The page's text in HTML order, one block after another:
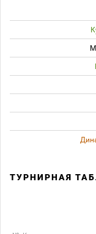
ТУРНИРНАЯ